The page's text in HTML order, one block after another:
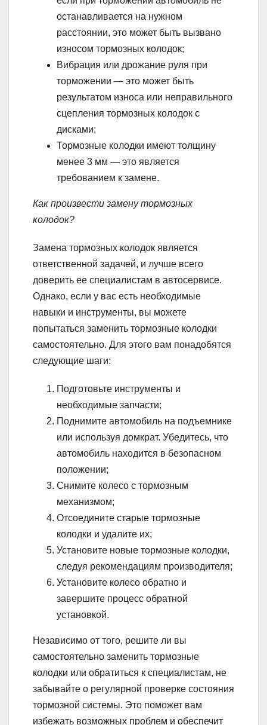
останавливается на нужном
расстоянии, это может быть вызвано
износом тормозных колодок;
Вибрация или дрожание руля при
торможении — это может быть
результатом износа или неправильного
сцепления тормозных колодок с
дисками;
Тормозные колодки имеют толщину
менее 3 мм — это является
требованием к замене.
Как произвести замену тормозных
колодок?
Замена тормозных колодок является
ответственной задачей, и лучше всего
доверить ее специалистам в автосервисе.
Однако, если у вас есть необходимые
навыки и инструменты, вы можете
попытаться заменить тормозные колодки
самостоятельно. Для этого вам понадобятся
следующие шаги:
Подготовьте инструменты и
необходимые запчасти;
Поднимите автомобиль на подъемнике
или используя домкрат. Убедитесь, что
автомобиль находится в безопасном
положении;
Снимите колесо с тормозным
механизмом;
Отсоедините старые тормозные
колодки и удалите их;
Установите новые тормозные колодки,
следуя рекомендациям производителя;
Установите колесо обратно и
завершите процесс обратной
установкой.
Независимо от того, решите ли вы
самостоятельно заменить тормозные
колодки или обратиться к специалистам, не
забывайте о регулярной проверке состояния
тормозной системы. Это поможет вам
избежать возможных проблем и обеспечит